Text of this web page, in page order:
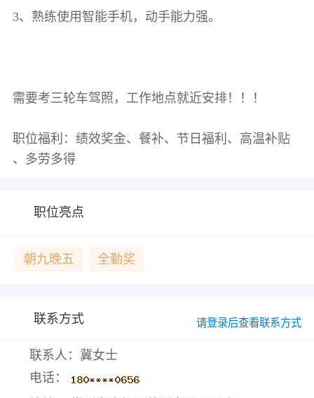
3、熟练使用智能手机，动手能力强。
需要考三轮车驾照，工作地点就近安排！！！
职位福利：绩效奖金、餐补、节日福利、高温补贴
职位亮点
朝九晚五 全勤奖
联系方式 请登录后查看联系方式
联系人：冀女士
电话：